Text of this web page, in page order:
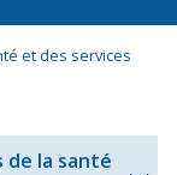
et des services
la santé